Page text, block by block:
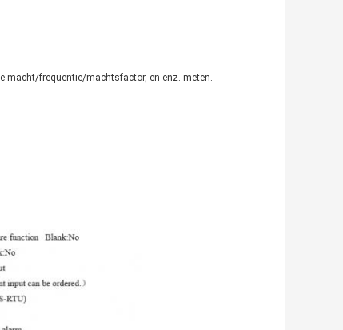
macht/frequentie/machtsfactor, en enz. meten.